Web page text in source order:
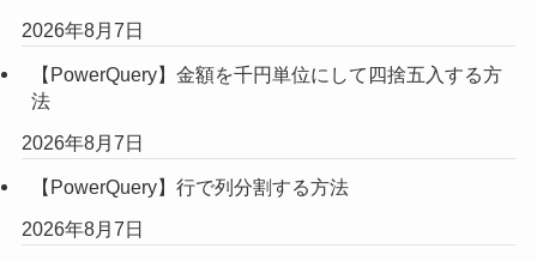
2026年8月7日
【PowerQuery】金額を千円単位にして四捨五入する方
法
2026年8月7日
【PowerQuery】行で列分割する方法
2026年8月7日